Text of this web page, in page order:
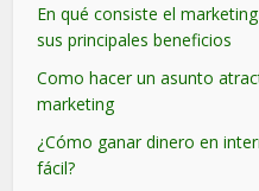
En qué consiste el
sus principales beneficios
Como hacer un asunto
marketing
¿Cómo ganar dinero en
fácil?